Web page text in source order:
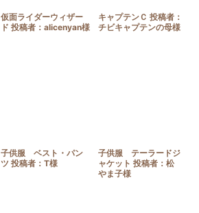
仮面ライダーウィザー
ド 投稿者：alicenyan様
キャプテンＣ 投稿者：
チビキャプテンの母様
子供服 ベスト・パン
ツ 投稿者：T様
子供服 テーラードジ
ャケット 投稿者：松
やま子様